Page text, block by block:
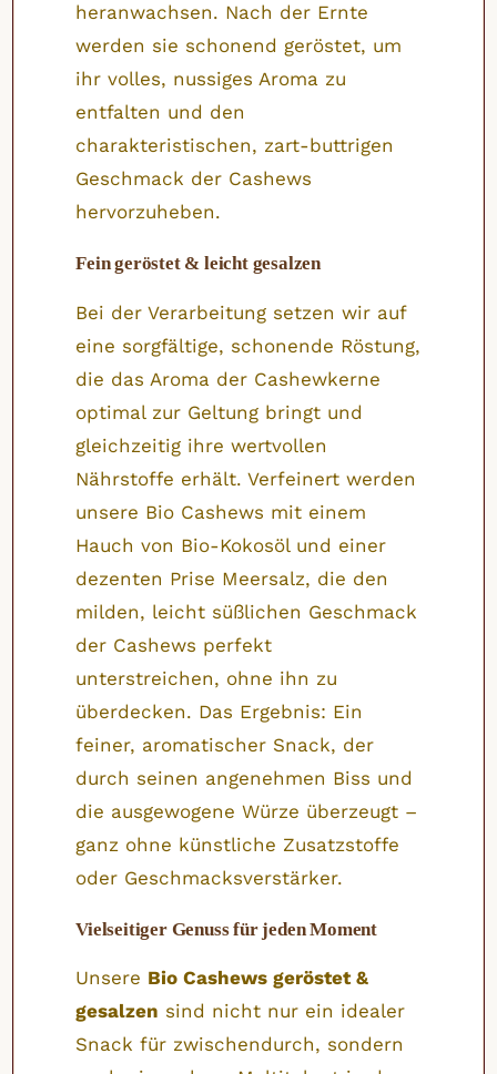
heranwachsen. Nach der Ernte
werden sie schonend geröstet, um
ihr volles, nussiges Aroma zu
entfalten und den
charakteristischen, zart-buttrigen
Geschmack der Cashews
hervorzuheben.
Fein geröstet & leicht gesalzen
Bei der Verarbeitung setzen wir auf
eine sorgfältige, schonende Röstung,
die das Aroma der Cashewkerne
optimal zur Geltung bringt und
gleichzeitig ihre wertvollen
Nährstoffe erhält. Verfeinert werden
unsere Bio Cashews mit einem
Hauch von Bio-Kokosöl und einer
dezenten Prise Meersalz, die den
milden, leicht süßlichen Geschmack
der Cashews perfekt
unterstreichen, ohne ihn zu
überdecken. Das Ergebnis: Ein
feiner, aromatischer Snack, der
durch seinen angenehmen Biss und
die ausgewogene Würze überzeugt –
ganz ohne künstliche Zusatzstoffe
oder Geschmacksverstärker.
Vielseitiger Genuss für jeden Moment
Unsere Bio Cashews geröstet &
gesalzen sind nicht nur ein idealer
Snack für zwischendurch, sondern